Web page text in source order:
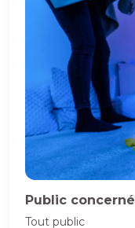
Public concerné
Tout public